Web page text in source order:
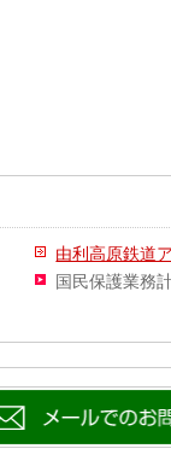
由利高原鉄道
国民保護業務